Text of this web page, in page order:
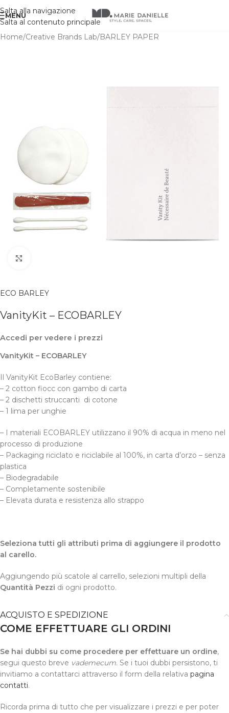
Salta alla navigazione
Salta al contenuto principale
MENU
Home/Creative Brands Lab/BARLEY PAPER
ECO BARLEY
VanityKit – ECOBARLEY
Accedi per vedere i prezzi
VanityKit – ECOBARLEY
Il VanityKit EcoBarley contiene:
– 2 cotton fiocc con gambo di carta
– 2 dischetti struccanti di cotone
– 1 lima per unghie
– I materiali ECOBARLEY utilizzano il 90% di acqua in meno nel
processo di produzione
– Packaging riciclato e riciclabile al 100%, in carta d’orzo – senza
plastica
– Biodegradabile
– Completamente sostenibile
– Elevata durata e resistenza allo strappo
Seleziona tutti gli attributi prima di aggiungere il prodotto
al carello.
Aggiungendo più scatole al carrello, selezioni multipli della
Quantità Pezzi di ogni prodotto.
ACQUISTO E SPEDIZIONE
COME EFFETTUARE GLI ORDINI
Se hai dubbi su come procedere per effettuare un ordine,
segui questo breve vademecum. Se i tuoi dubbi persistono, ti
invitiamo a contattarci attraverso il form della relativa pagina
contatti.
Ricorda prima di tutto che per visualizzare i prezzi e per poter